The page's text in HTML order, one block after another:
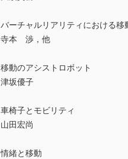
バーチャルリアリティにおける移
寺本 渉，他
移動のアシストロボット
津坂優子
車椅子とモビリティ
山田宏尚
情緒と移動